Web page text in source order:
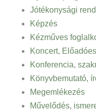
Jótékonysági
Képzés
Kézműves
Koncert,
Konferencia,
Könyvbemutató,
Megemlékezés
Művelődés,